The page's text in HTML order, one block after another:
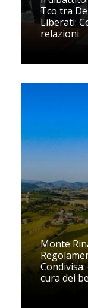
Tco tra
Liberati:
relazioni
Monte
cura dei